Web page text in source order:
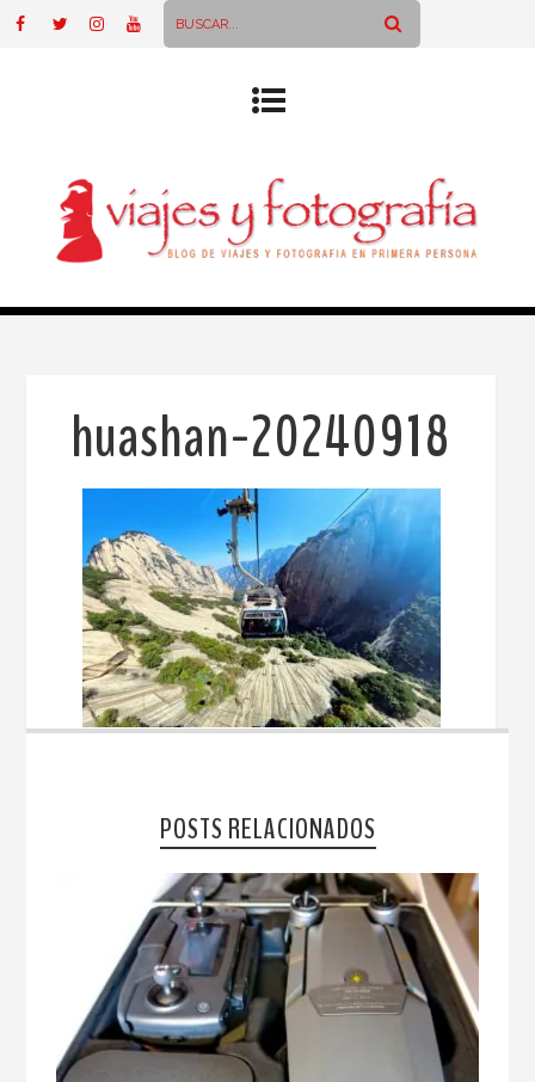
huashan-20240918
POSTS RELACIONADOS